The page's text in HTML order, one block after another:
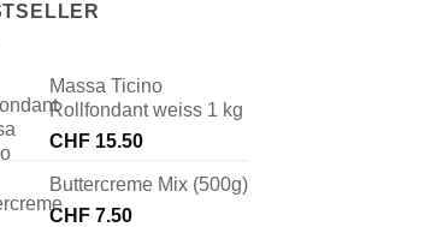
Massa Ticino
Rollfondant weiss 1 kg
CHF 15.50
Buttercreme Mix (500g)
CHF 7.50